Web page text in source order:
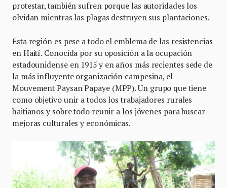
protestar, también sufren porque las autoridades los
olvidan mientras las plagas destruyen sus plantaciones.
Esta región es pese a todo el emblema de las resistencias
en Haití. Conocida por su oposición a la ocupación
estadounidense en 1915 y en años más recientes sede de
la más influyente organización campesina, el
Mouvement Paysan Papaye (MPP). Un grupo que tiene
como objetivo unir a todos los trabajadores rurales
haitianos y sobre todo reunir a los jóvenes para buscar
mejoras culturales y económicas.